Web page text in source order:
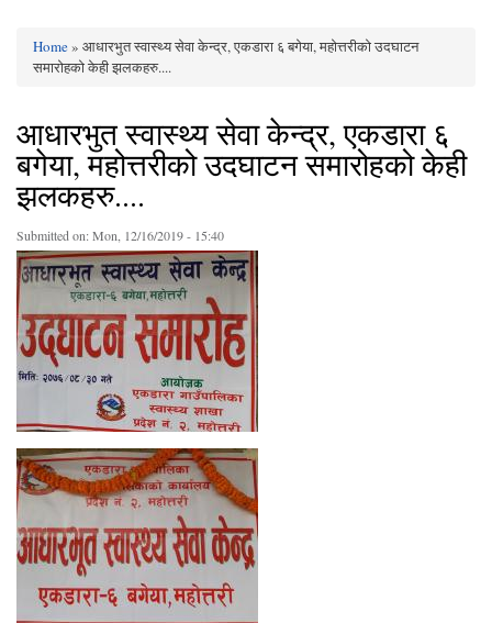
You are here
Home» आधारभुत स्वास्थ्य सेवा केन्द्र, एकडारा ६ बगेया, महोत्तरीको उदघाटन
समारोहको केही झलकहरु....
आधारभुत स्वास्थ्य सेवा केन्द्र, एकडारा ६
बगेया, महोत्तरीको उदघाटन समारोहको केही
झलकहरु....
Submitted on:Mon, 12/16/2019 - 15:40